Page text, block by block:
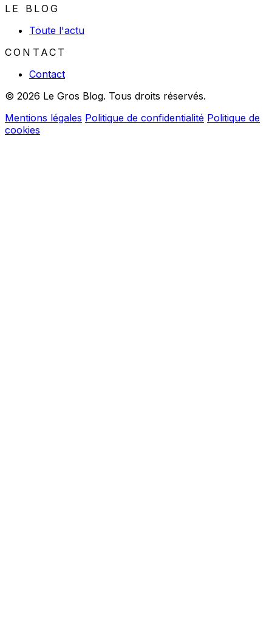
LE BLOG
Toute l'actu
CONTACT
Contact
© 2026 Le Gros Blog. Tous droits réservés.
Mentions légales Politique de confidentialité Politique de
cookies